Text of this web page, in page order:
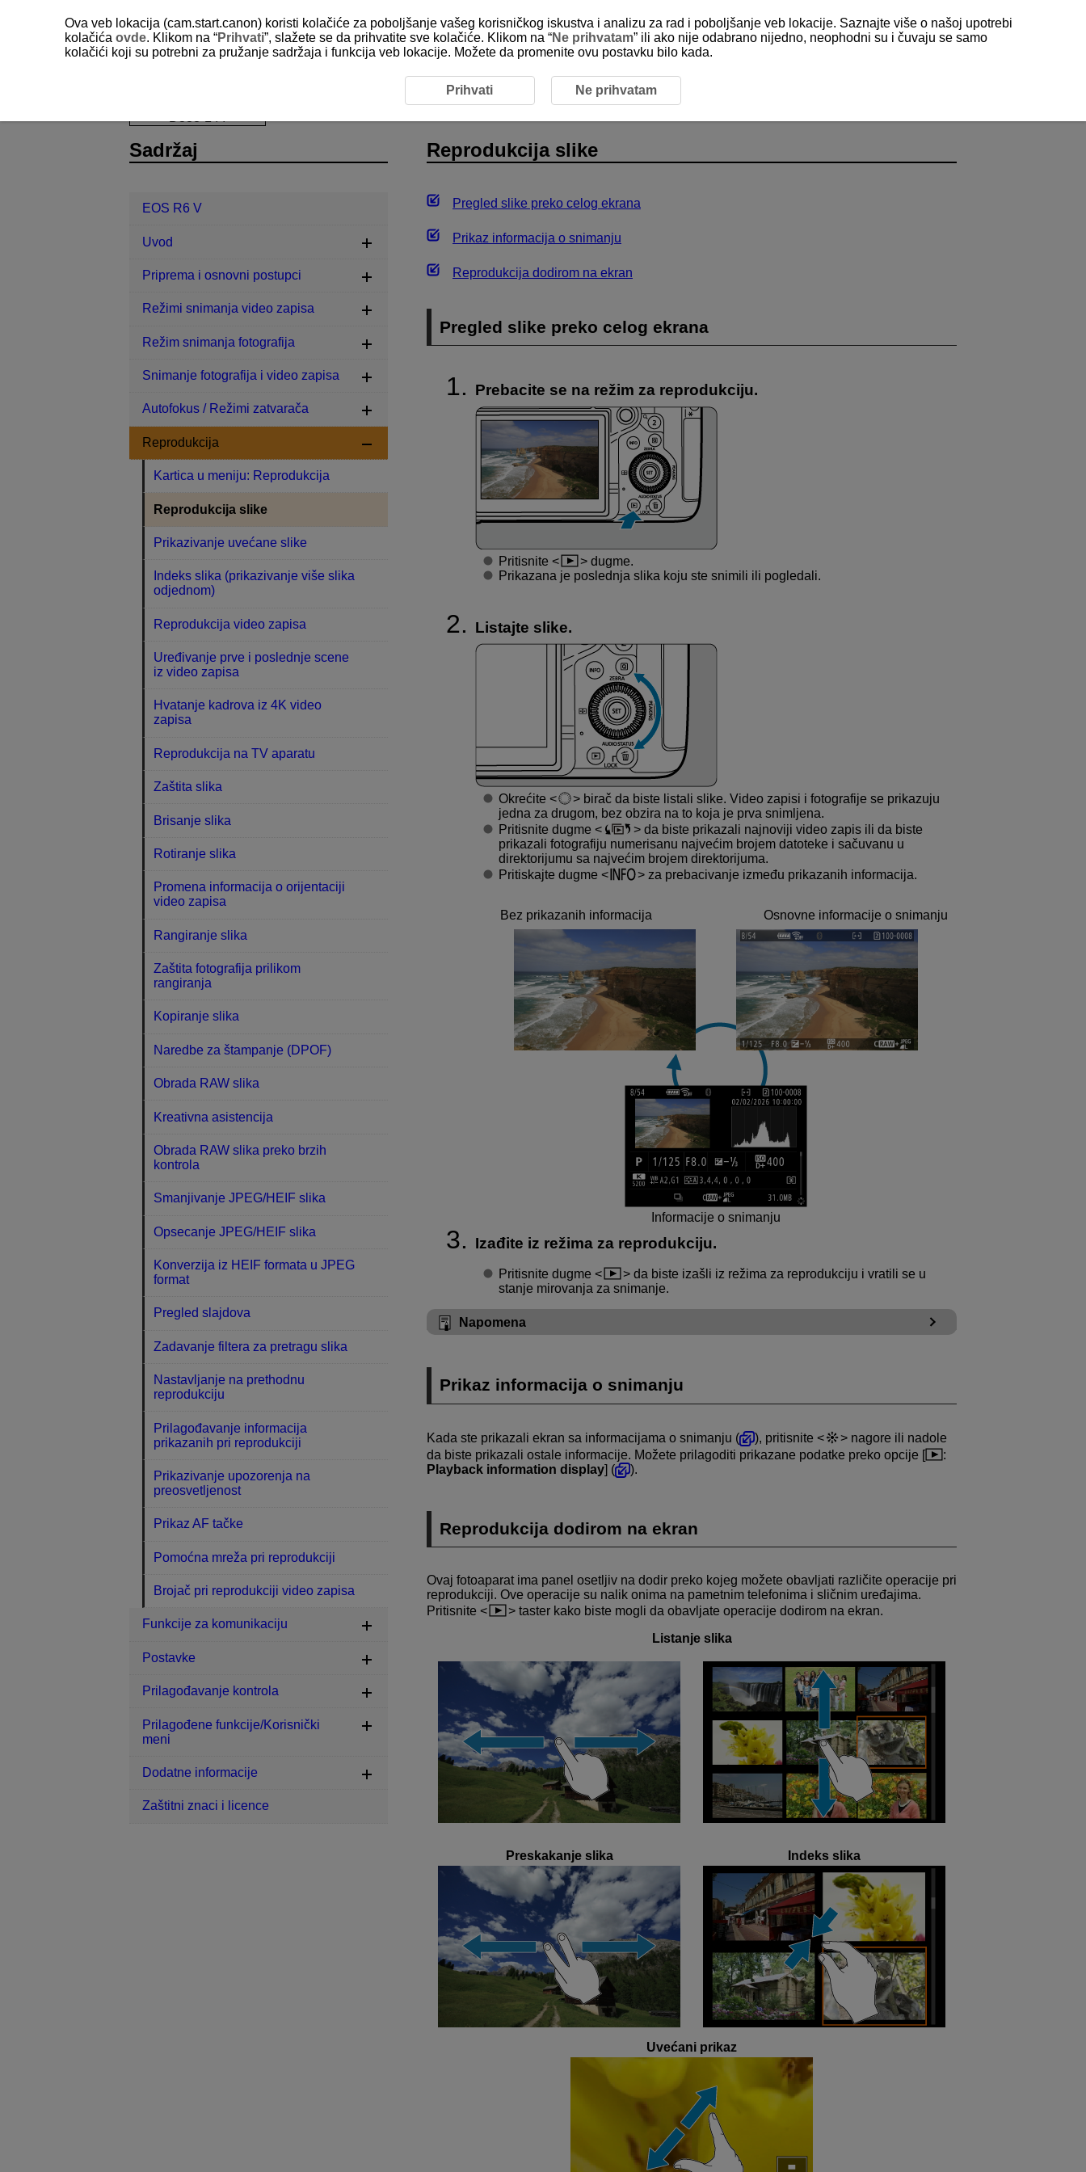
Reprodukcija slike
Reprodukcija slike
Pregled slike preko celog ekrana
Prikaz informacija o snimanju
Reprodukcija dodirom na ekran
Pregled slike preko celog ekrana
Prebacite se na režim za reprodukciju.
Pritisnite
dugme.
Prikazana je poslednja slika koju ste snimili ili pogledali.
Listajte slike.
Okrećite
birač da biste listali slike. Video zapisi i fotografije se prikazuju
jedna za drugom, bez obzira na to koja je prva snimljena.
Pritisnite dugme
da biste prikazali najnoviji video zapis ili da biste
prikazali fotografiju numerisanu najvećim brojem datoteke i sačuvanu u
direktorijumu sa najvećim brojem direktorijuma.
Pritiskajte dugme
za prebacivanje između prikazanih informacija.
Bez prikazanih informacija Osnovne informacije o snimanju
Informacije o snimanju
Izađite iz režima za reprodukciju.
Pritisnite dugme
da biste izašli iz režima za reprodukciju i vratili se u
stanje mirovanja za snimanje.
Napomena
Prikaz informacija o snimanju
Kada ste prikazali ekran sa informacijama o snimanju ( ), pritisnite
nagore ili nadole
da biste prikazali ostale informacije. Možete prilagoditi prikazane podatke preko opcije [
:
Playback information display] ( ).
Reprodukcija dodirom na ekran
Ovaj fotoaparat ima panel osetljiv na dodir preko kojeg možete obavljati različite operacije pri
reprodukciji. Ove operacije su nalik onima na pametnim telefonima i sličnim uređajima.
Pritisnite
taster kako biste mogli da obavljate operacije dodirom na ekran.
Listanje slika
Preskakanje slika Indeks slika
Uvećani prikaz
Sadržaj
EOS R6 V
Uvod
Priprema i osnovni postupci
Režimi snimanja video zapisa
Režim snimanja fotografija
Snimanje fotografija i video zapisa
Autofokus / Režimi zatvarača
Reprodukcija
Kartica u meniju: Reprodukcija
Reprodukcija slike
Prikazivanje uvećane slike
Indeks slika (prikazivanje više slika
odjednom)
Reprodukcija video zapisa
Uređivanje prve i poslednje scene
iz video zapisa
Hvatanje kadrova iz 4K video
zapisa
Reprodukcija na TV aparatu
Zaštita slika
Brisanje slika
Rotiranje slika
Promena informacija o orijentaciji
video zapisa
Rangiranje slika
Zaštita fotografija prilikom
rangiranja
Kopiranje slika
Naredbe za štampanje (DPOF)
Obrada RAW slika
Kreativna asistencija
Obrada RAW slika preko brzih
kontrola
Smanjivanje JPEG/HEIF slika
Opsecanje JPEG/HEIF slika
Konverzija iz HEIF formata u JPEG
format
Pregled slajdova
Zadavanje filtera za pretragu slika
Nastavljanje na prethodnu
reprodukciju
Prilagođavanje informacija
prikazanih pri reprodukciji
Prikazivanje upozorenja na
preosvetljenost
Prikaz AF tačke
Pomoćna mreža pri reprodukciji
Brojač pri reprodukciji video zapisa
Funkcije za komunikaciju
Postavke
Prilagođavanje kontrola
Prilagođene funkcije/Korisnički
meni
Dodatne informacije
Zaštitni znaci i licence
Ova veb lokacija (cam.start.canon) koristi kolačiće za poboljšanje vašeg korisničkog iskustva i analizu za rad i poboljšanje veb lokacije. Saznajte više o našoj upotrebi
kolačića ovde. Klikom na “Prihvati”, slažete se da prihvatite sve kolačiće. Klikom na “Ne prihvatam” ili ako nije odabrano nijedno, neophodni su i čuvaju se samo
kolačići koji su potrebni za pružanje sadržaja i funkcija veb lokacije. Možete da promenite ovu postavku bilo kada.
Prihvati Ne prihvatam